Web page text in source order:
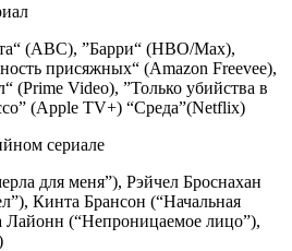
(ABC), ”Барри“ (HBO/Max),
присяжных“ (Amazon Freevee),
(Prime Video), ”Только убийства в
(Apple TV+) “Среда”(Netflix)
сериале
для меня”), Рэйчел Броснахан
Кинта Брансон (“Начальная
Лайонн (“Непроницаемое лицо”),